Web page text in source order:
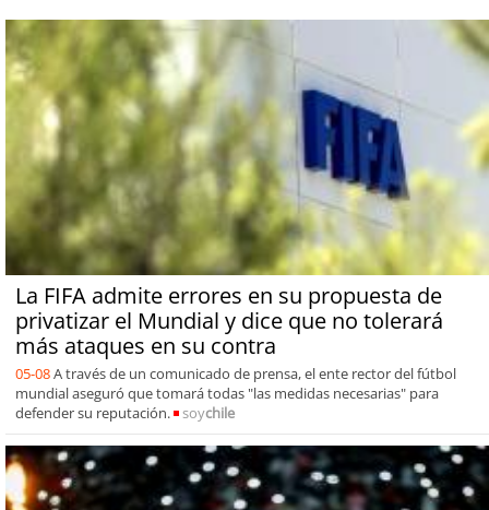
La FIFA admite errores en su propuesta de
privatizar el Mundial y dice que no tolerará
más ataques en su contra
05-08A través de un comunicado de prensa, el ente rector del fútbol
mundial aseguró que tomará todas "las medidas necesarias" para
defender su reputación.
soychile